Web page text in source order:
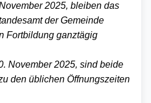
2025, bleiben das
der Gemeinde
Fortbildung ganztägig
November 2025, sind beide
den üblichen Öffnungszeiten